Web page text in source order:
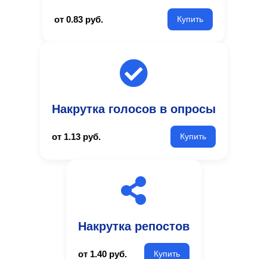
от 0.83 руб. Купить
Накрутка голосов в опросы
от 1.13 руб. Купить
Накрутка репостов
от 1.40 руб. Купить